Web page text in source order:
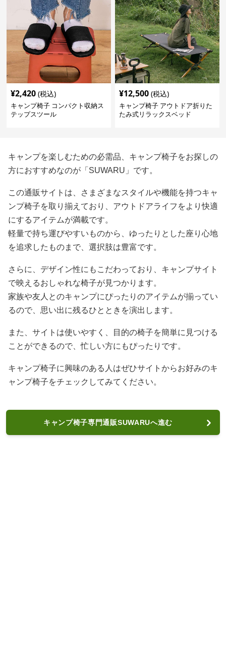
¥2,420 (税込)
キャンプ椅子 コンパクト収納ス
テップスツール
¥12,500 (税込)
キャンプ椅子 アウトドア折りた
たみ式リラックスベッド
キャンプを楽しむための必需品、キャンプ椅子をお探しの
方におすすめなのが「SUWARU」です。
この通販サイトは、さまざまなスタイルや機能を持つキャ
ンプ椅子を取り揃えており、アウトドアライフをより快適
にするアイテムが満載です。
軽量で持ち運びやすいものから、ゆったりとした座り心地
を追求したものまで、選択肢は豊富です。
さらに、デザイン性にもこだわっており、キャンプサイト
で映えるおしゃれな椅子が見つかります。
家族や友人とのキャンプにぴったりのアイテムが揃ってい
るので、思い出に残るひとときを演出します。
また、サイトは使いやすく、目的の椅子を簡単に見つける
ことができるので、忙しい方にもぴったりです。
キャンプ椅子に興味のある人はぜひサイトからお好みのキ
ャンプ椅子をチェックしてみてください。
キャンプ椅子専門通販SUWARUへ進む